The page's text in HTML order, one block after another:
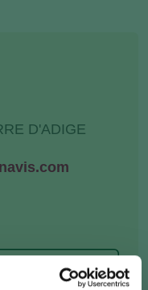
D'ADIGE